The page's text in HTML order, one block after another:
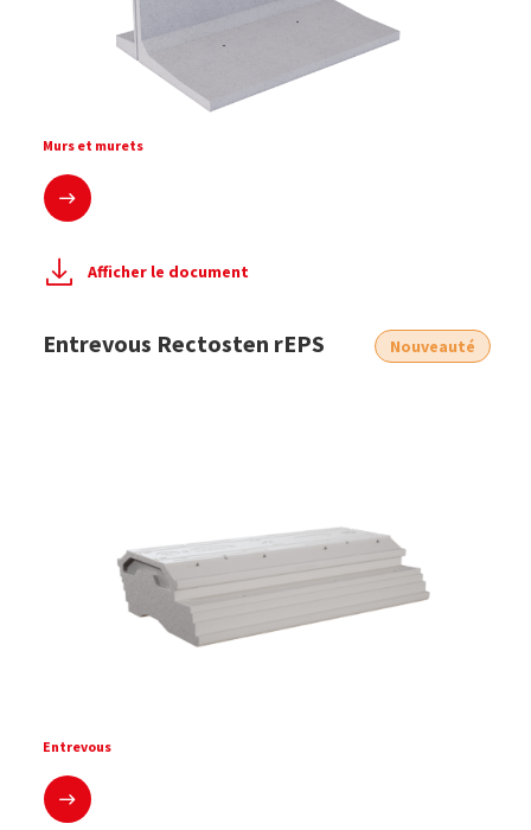
Murs et murets
En savoir plus
Afficher le document
Nouveauté
Entrevous Rectosten rEPS
Entrevous
En savoir plus